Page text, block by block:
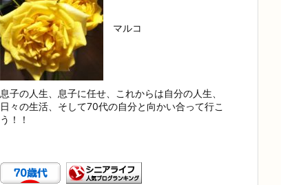
マルコ
息子の人生、息子に任せ、これからは自分の人生、
日々の生活、そして70代の自分と向かい合って行こ
う！！